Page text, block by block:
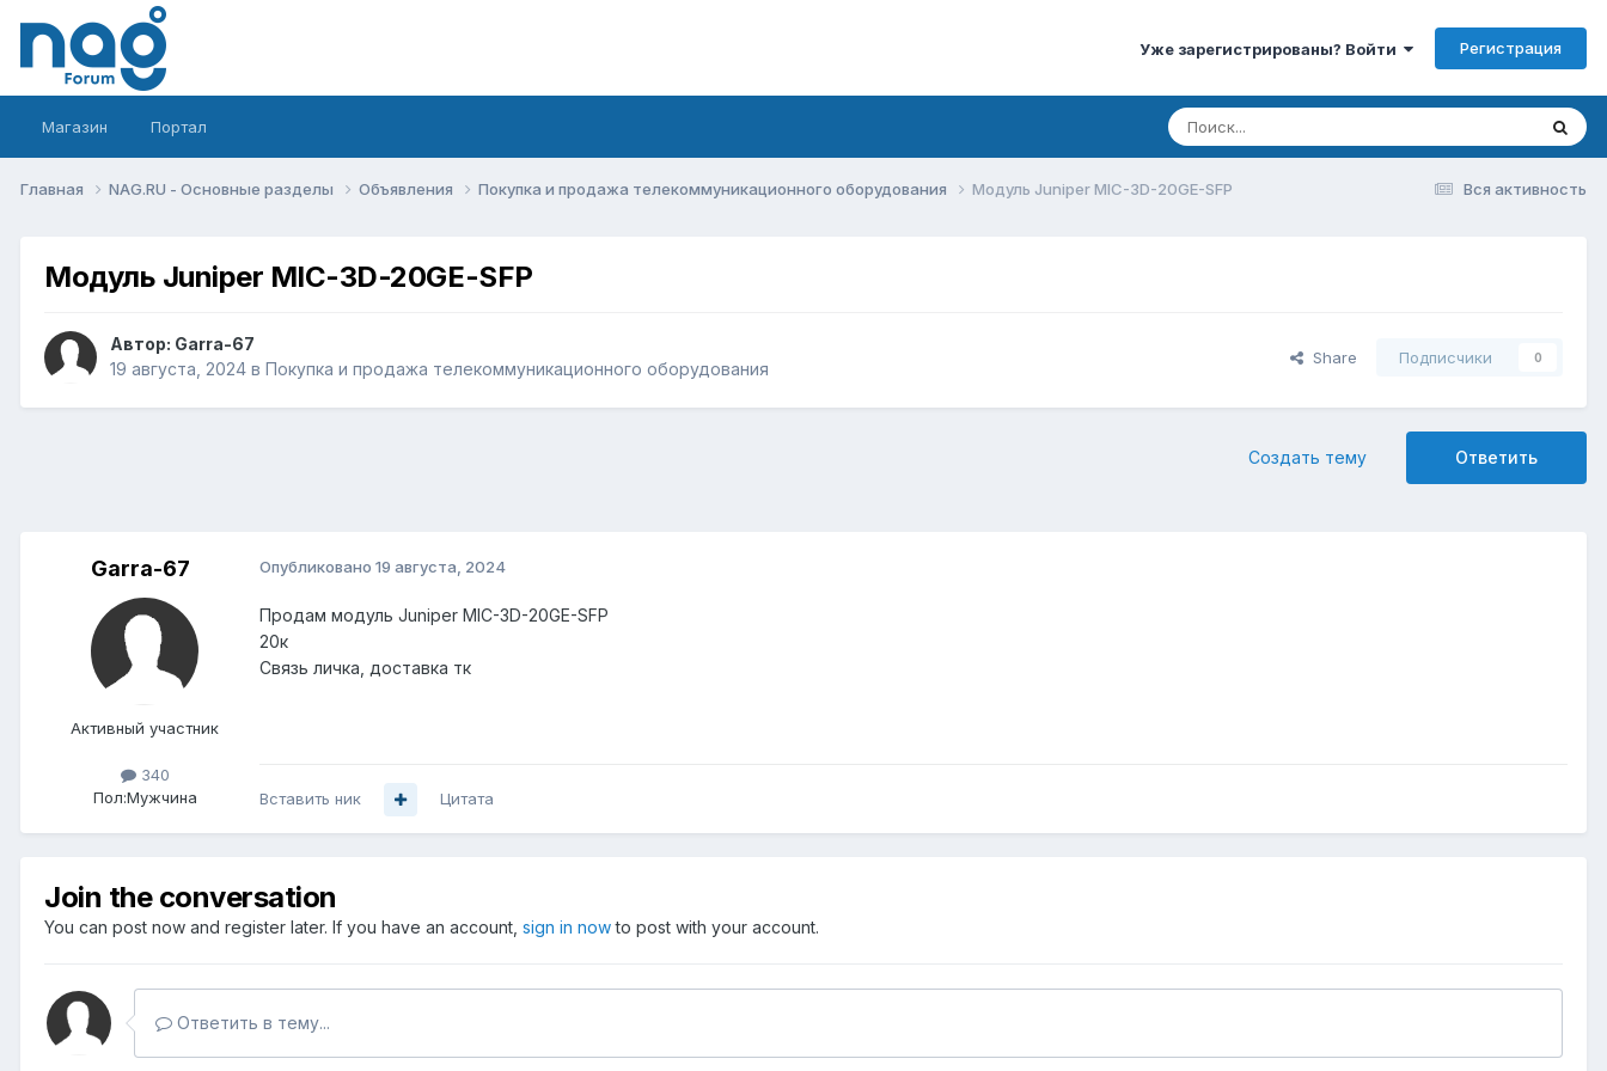
Уже зарегистрированы? Войти Регистрация
Магазин Портал
Вся активность
Главная NAG.RU - Основные разделы Объявления Покупка и продажа телекоммуникационного оборудования Модуль Juniper MIC-3D-20GE-SFP
Модуль Juniper MIC-3D-20GE-SFP
Автор: Garra-67
19 августа, 2024 в Покупка и продажа телекоммуникационного оборудования
Share Подписчики 0
Ответить
Создать тему
Garra-67
Активный участник
340
Пол:Мужчина
Опубликовано 19 августа, 2024
Продам модуль Juniper MIC-3D-20GE-SFP
20к
Связь личка, доставка тк
Вставить ник Цитата
Join the conversation
You can post now and register later. If you have an account, sign in nowto post with your account.
Ответить в тему...